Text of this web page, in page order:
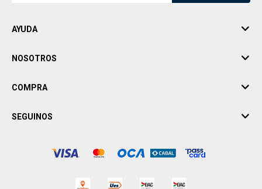
AYUDA
NOSOTROS
COMPRA
SEGUINOS